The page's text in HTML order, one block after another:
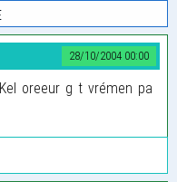
28/10/2004 00:00
oreeur g t vrémen pa